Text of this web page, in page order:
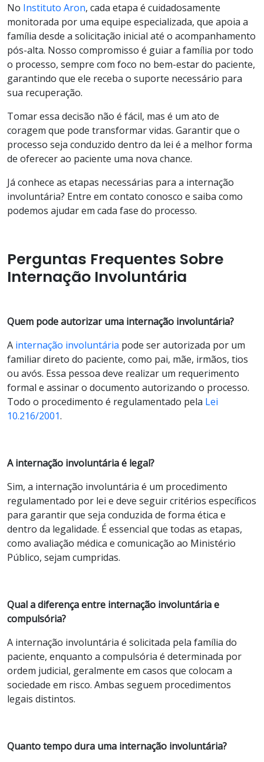
No Instituto Aron, cada etapa é cuidadosamente
monitorada por uma equipe especializada, que apoia a
família desde a solicitação inicial até o acompanhamento
pós-alta. Nosso compromisso é guiar a família por todo
o processo, sempre com foco no bem-estar do paciente,
garantindo que ele receba o suporte necessário para
sua recuperação.
Tomar essa decisão não é fácil, mas é um ato de
coragem que pode transformar vidas. Garantir que o
processo seja conduzido dentro da lei é a melhor forma
de oferecer ao paciente uma nova chance.
Já conhece as etapas necessárias para a internação
involuntária? Entre em contato conosco e saiba como
podemos ajudar em cada fase do processo.
Perguntas Frequentes Sobre
Internação Involuntária
Quem pode autorizar uma internação involuntária?
A internação involuntária pode ser autorizada por um
familiar direto do paciente, como pai, mãe, irmãos, tios
ou avós. Essa pessoa deve realizar um requerimento
formal e assinar o documento autorizando o processo.
Todo o procedimento é regulamentado pela Lei
10.216/2001.
A internação involuntária é legal?
Sim, a internação involuntária é um procedimento
regulamentado por lei e deve seguir critérios específicos
para garantir que seja conduzida de forma ética e
dentro da legalidade. É essencial que todas as etapas,
como avaliação médica e comunicação ao Ministério
Público, sejam cumpridas.
Qual a diferença entre internação involuntária e
compulsória?
A internação involuntária é solicitada pela família do
paciente, enquanto a compulsória é determinada por
ordem judicial, geralmente em casos que colocam a
sociedade em risco. Ambas seguem procedimentos
legais distintos.
Quanto tempo dura uma internação involuntária?